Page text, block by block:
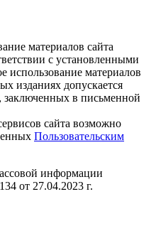
материалов сайта
с установленными
использование материалов
изданиях допускается
заключенных в письменной
сайта возможно
Пользовательским
информации
от 27.04.2023 г.